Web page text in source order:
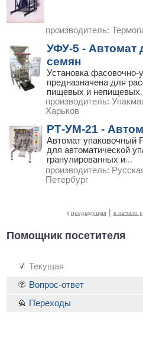
производитель:
УФУ-5 - Автомат
семян
Установка фасовочно-
предназначена для
пищевых и непищевых
производитель:
Харьков
РТ-УМ-21 -
Автомат упаковочный
для автоматической
гранулированных и...
производитель:
Петербург
предыдущая | в начало
Помощник посетителя
Текущая
Вопрос-ответ
Переходы